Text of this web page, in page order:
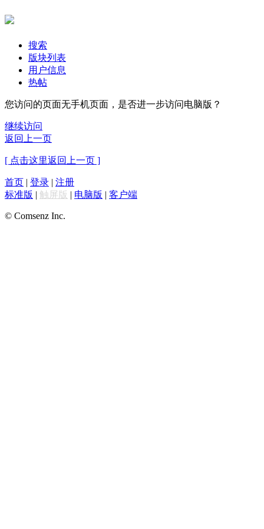
搜索
版块列表
用户信息
热帖
您访问的页面无手机页面，是否进一步访问电脑版？
继续访问
返回上一页
[ 点击这里返回上一页 ]
首页 | 登录 | 注册
标准版 | 触屏版 | 电脑版 | 客户端
© Comsenz Inc.